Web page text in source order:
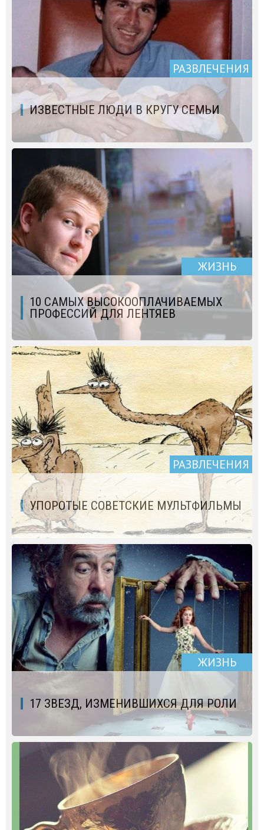
РАЗВЛЕЧЕНИЯ
ИЗВЕСТНЫЕ ЛЮДИ В КРУГУ СЕМЬИ
ЖИЗНЬ
10 САМЫХ ВЫСОКООПЛАЧИВАЕМЫХ
ПРОФЕССИЙ ДЛЯ ЛЕНТЯЕВ
РАЗВЛЕЧЕНИЯ
УПОРОТЫЕ СОВЕТСКИЕ МУЛЬТФИЛЬМЫ
ЖИЗНЬ
17 ЗВЕЗД, ИЗМЕНИВШИХСЯ ДЛЯ РОЛИ